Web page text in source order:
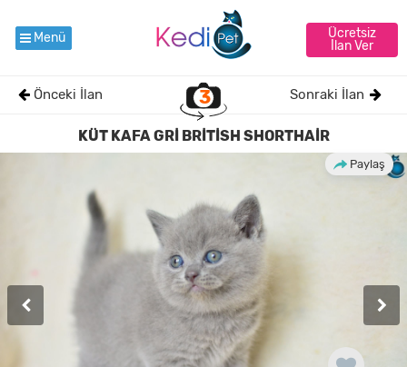
Menü
Ücretsiz
İlan Ver
Önceki İlan 3 Sonraki İlan
KÜT KAFA GRİ BRİTİSH SHORTHAİR
Paylaş